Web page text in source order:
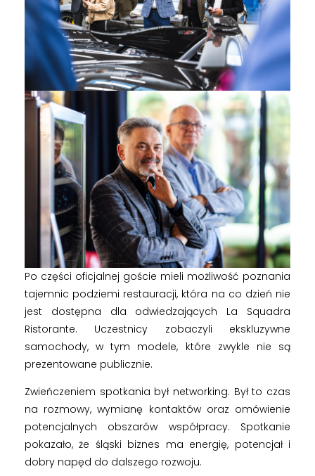
Po części oficjalnej goście mieli możliwość poznania
tajemnic podziemi restauracji, która na co dzień nie
jest dostępna dla odwiedzających La Squadra
Ristorante. Uczestnicy zobaczyli ekskluzywne
samochody, w tym modele, które zwykle nie są
prezentowane publicznie.
Zwieńczeniem spotkania był networking. Był to czas
na rozmowy, wymianę kontaktów oraz omówienie
potencjalnych obszarów współpracy. Spotkanie
pokazało, że śląski biznes ma energię, potencjał i
dobry napęd do dalszego rozwoju.